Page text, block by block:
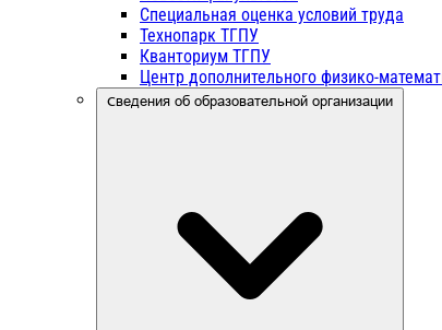
Специальная оценка условий труда
Технопарк ТГПУ
Кванториум ТГПУ
Центр дополнительного физико-
Сведения об образовательной организации